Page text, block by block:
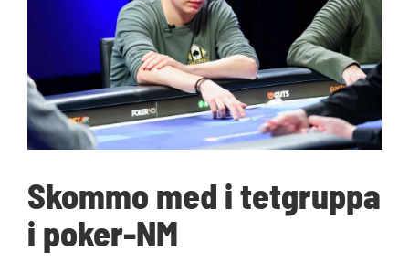
Skommo med i tetgruppa
i poker-NM